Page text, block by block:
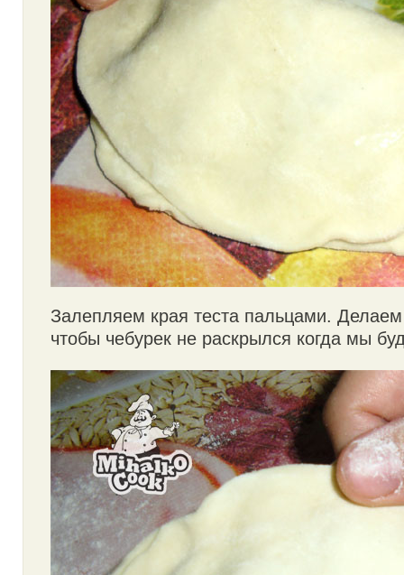
Залепляем края теста пальцами.
чтобы чебурек не раскрылся когда мы